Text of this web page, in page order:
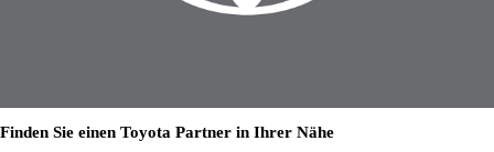
Finden Sie einen Toyota Partner in Ihrer Nähe